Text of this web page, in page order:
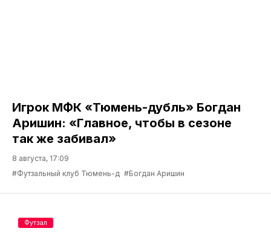
Игрок МФК «Тюмень-дубль» Богдан
Аришин: «Главное, чтобы в сезоне
так же забивал»
8 августа, 17:09
#Футзальный клуб Тюмень-д #Богдан Аришин
Футзал